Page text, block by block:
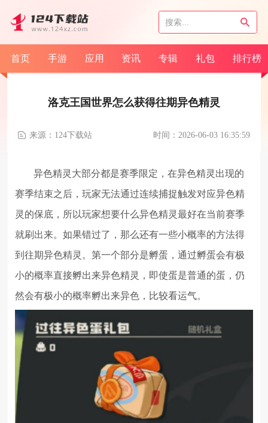
首页 手游 应用 资讯 专辑 礼包 排行榜
洛克王国世界怎么获得往期异色精灵
来源：124下载站 时间：2026-06-03 16:35:59
异色精灵大部分都是赛季限定，在异色精灵出现的
赛季结束之后，玩家无法通过连续捕捉触发对应异色精
灵的保底，所以玩家想要什么异色精灵最好在当前赛季
就刷出来。如果错过了，那么还有一些小概率的方法得
到往期异色精灵。第一个部分是孵蛋，通过孵蛋会有极
小的概率直接孵出来异色精灵，即使蛋是普通的蛋，仍
然会有极小的概率孵出来异色，比较看运气。